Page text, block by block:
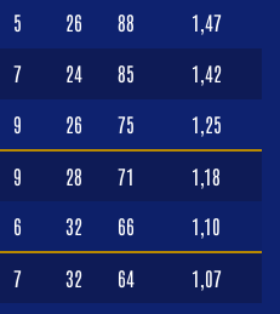
5 26 88 1,47
7 24 85 1,42
9 26 75 1,25
9 28 71 1,18
6 32 66 1,10
7 32 64 1,07